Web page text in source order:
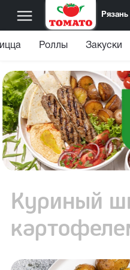
Рязань
Роллы Закуски
Куриный